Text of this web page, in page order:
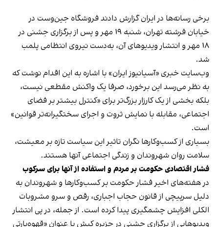
برخی رسانه‌ها در ایران گزارش دادند فروشگاه جین‌وست در
خیابان فرشته تهران، شنبه ۱۹ مهر و پس از برگزاری جشنی در
۱۸ مهر و انتشار ویدیوهای آن، به‌دست نیروی انتظامی پلمب
شد.
وب‌سایت خبری «آسیانیوز ایران» با اشاره به این اقدام نوشت که
به نظر می‌رسد این برخورد، صرفا یک واکنش مقطعی نیست،
بلکه بخشی از یک کارزار بزرگ‌تر برای «کنترل بیشتر بر فضای
اجتماعی، مقابله با نمایش ثروت و اجرای سختگیرانه‌تر قوانین»
است.
بسیاری از کسب‌وکارها نگران تاثیر این سیاست‌ تازه بر معیشت،
سلامت روان شهروندان و زندگی اجتماعی آنها هستند.
فشار اقتصادی حکومت بر مردم و استفاده از آنها برای سرکوب
در هفته‌های اخیر فشار حکومت بر کسب‌وکارها و شهروندان به
دلیل سرپیچی از قانون حجاب اجباری، رقص و سرو مشروبات
الکلی افزایش چشمگیری پیدا کرده است. از جمله، در پی انتشار
ویدیوهایی از برگزاری جشنی در جزیره کیش با عنوان «قهوه‌پارتی